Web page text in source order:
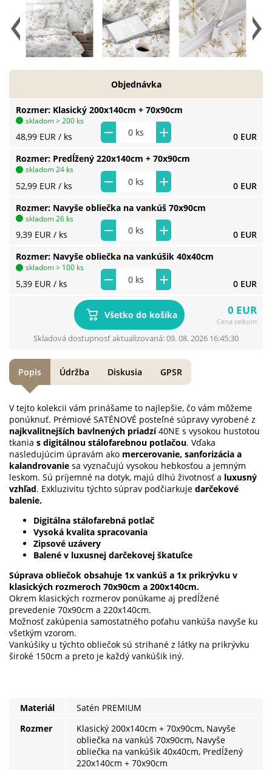
Rozmer Klasický 200x140cm + 70x90cm
48,99 EUR / ks 0 EUR
skladom > 200 ks
Rozmer Predĺžený 220x140cm + 70x90cm
52,99 EUR / ks 0 EUR
skladom 24 ks
Rozmer Navyše obliečka na vankúš 70x90cm
9,39 EUR / ks 0 EUR
skladom 26 ks
Rozmer Navyše obliečka na vankúšik 40x40cm
5,39 EUR / ks 0 EUR
skladom > 100 ks
Objednávka
Všetko do košíka 0 EUR
Cena celkom
Skladová dostupnosť aktualizovaná: 09. 08. 2026 16:45:30
V tejto kolekcii vám prinášame to najlepšie, čo vám môžeme
ponúknuť. Prémiové SATÉNOVÉ posteľné súpravy vyrobené z
najkvalitnejších bavlnených priadzí40NE s vysokou hustotou
tkania s digitálnou stálofarebnou potlačou. Vďaka
nasledujúcim úpravám ako mercerovanie, sanforizácia a
kalandrovanie sa vyznačujú vysokou hebkosťou a jemným
leskom. Sú príjemné na dotyk, majú dlhú životnosť a luxusný
vzhľad. Exkluzivitu týchto súprav podčiarkuje darčekové
balenie.
Digitálna stálofarebná potlač
Vysoká kvalita spracovania
Zipsové uzávery
Balené v luxusnej darčekovej škatuľce
Súprava obliečok obsahuje 1x vankúš a 1x prikrývku v
klasických rozmeroch 70x90cm a 200x140cm.
Okrem klasických rozmerov ponúkame aj predĺžené
prevedenie 70x90cm a 220x140cm.
Možnosť zakúpenia samostatného poťahu vankúša navyše ku
všetkým vzorom.
Vankúšiky u týchto obliečok sú strihané z látky na prikrývku
široké 150cm a preto je každý vankúšik iný.
Materiál
Satén PREMIUM
Rozmer
Klasický 200x140cm + 70x90cm, Navyše
obliečka na vankúš 70x90cm, Navyše
obliečka na vankúšik 40x40cm, Predĺžený
220x140cm + 70x90cm
Popis Údržba Diskusia GPSR